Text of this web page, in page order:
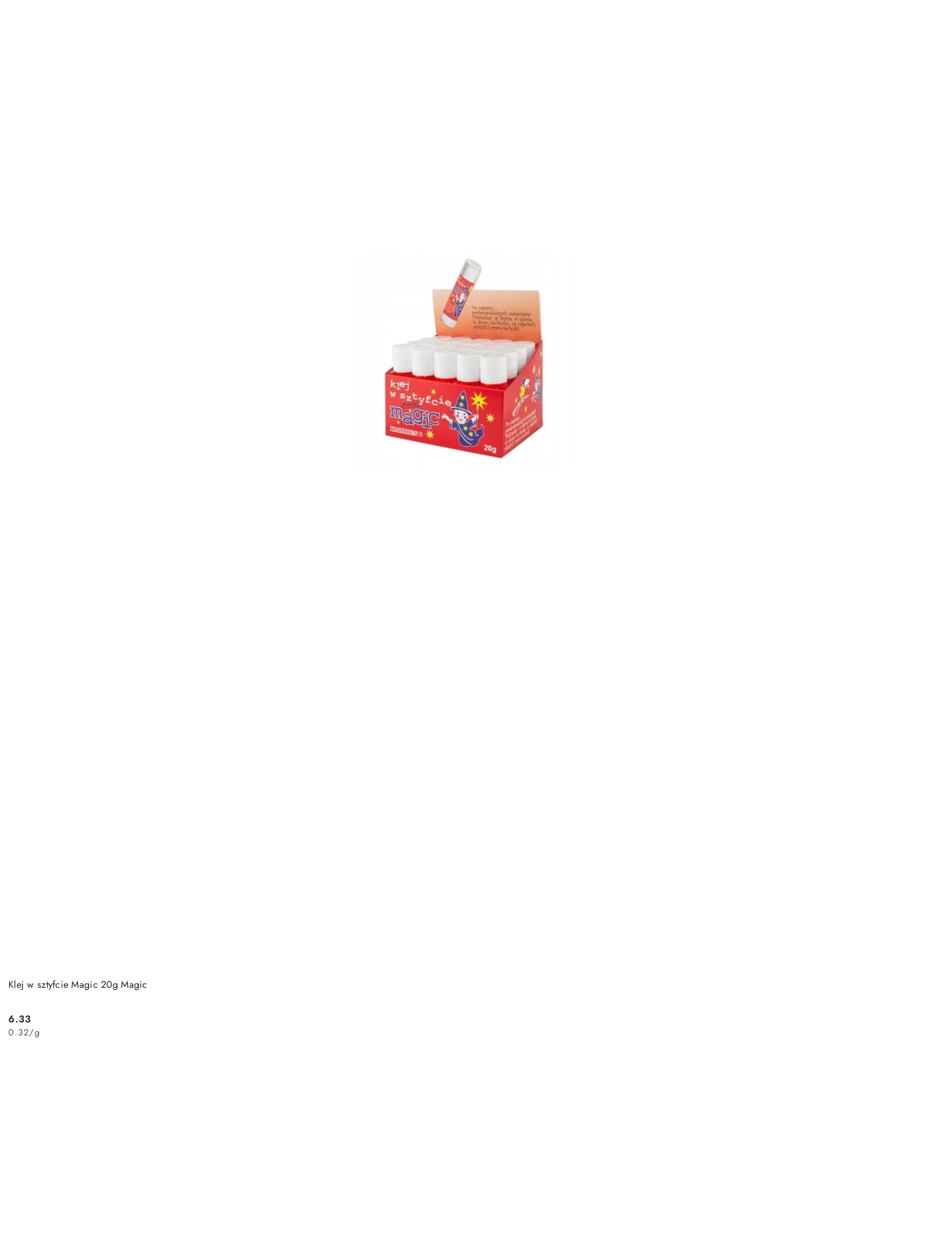
Klej w sztyfcie Magic 20g Magic
Cena:
6.33
0.32/g